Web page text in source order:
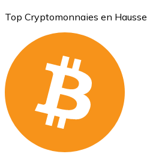
Top Cryptomonnaies en Hausse